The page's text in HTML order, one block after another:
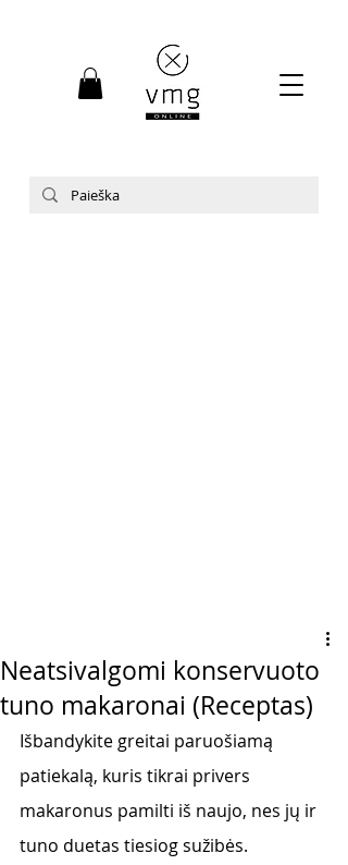
Neatsivalgomi konservuoto
tuno makaronai (Receptas)
Išbandykite greitai paruošiamą
patiekalą, kuris tikrai privers
makaronus pamilti iš naujo, nes jų ir
tuno duetas tiesiog sužibės.